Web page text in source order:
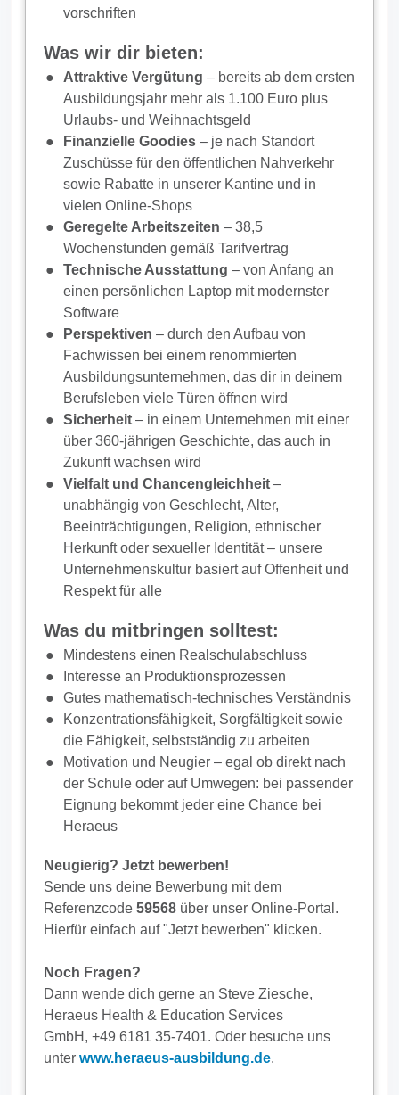
vorschriften
Was wir dir bieten:
Attraktive Vergütung – bereits ab dem ersten
Ausbildungsjahr mehr als 1.100 Euro plus
Urlaubs- und Weihnachtsgeld
Finanzielle Goodies – je nach Standort
Zuschüsse für den öffentlichen Nahverkehr
sowie Rabatte in unserer Kantine und in
vielen Online-Shops
Geregelte Arbeitszeiten – 38,5
Wochenstunden gemäß Tarifvertrag
Technische Ausstattung – von Anfang an
einen persönlichen Laptop mit modernster
Software
Perspektiven – durch den Aufbau von
Fachwissen bei einem renommierten
Ausbildungsunternehmen, das dir in deinem
Berufsleben viele Türen öffnen wird
Sicherheit – in einem Unternehmen mit einer
über 360-jährigen Geschichte, das auch in
Zukunft wachsen wird
Vielfalt und Chancengleichheit –
unabhängig von Geschlecht, Alter,
Beeinträchtigungen, Religion, ethnischer
Herkunft oder sexueller Identität – unsere
Unternehmenskultur basiert auf Offenheit und
Respekt für alle
Was du mitbringen solltest:
Mindestens einen Realschulabschluss
Interesse an Produktionsprozessen
Gutes mathematisch-technisches Verständnis
Konzentrationsfähigkeit, Sorgfältigkeit sowie
die Fähigkeit, selbstständig zu arbeiten
Motivation und Neugier – egal ob direkt nach
der Schule oder auf Umwegen: bei passender
Eignung bekommt jeder eine Chance bei
Heraeus
Neugierig? Jetzt bewerben!
Sende uns deine Bewerbung mit dem
Referenzcode 59568 über unser Online-Portal.
Hierfür einfach auf "Jetzt bewerben" klicken.
Noch Fragen?
Dann wende dich gerne an Steve Ziesche,
Heraeus Health & Education Services
GmbH, +49 6181 35-7401. Oder besuche uns
unter www.heraeus-ausbildung.de.